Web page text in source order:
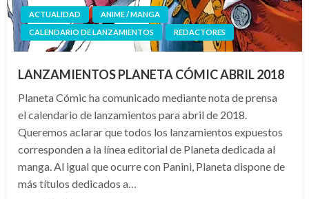
ACTUALIDAD
ANIME / MANGA
CALENDARIO DE LANZAMIENTOS
REDACTORES
LANZAMIENTOS PLANETA CÓMIC ABRIL 2018
Planeta Cómic ha comunicado mediante nota de prensa
el calendario de lanzamientos para abril de 2018.
Queremos aclarar que todos los lanzamientos expuestos
corresponden a la línea editorial de Planeta dedicada al
manga. Al igual que ocurre con Panini, Planeta dispone de
más títulos dedicados a…